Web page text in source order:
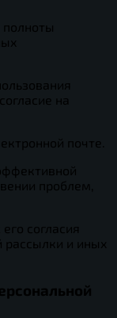
полноты
на
почте.
проблем,
согласия
рассылки и иных